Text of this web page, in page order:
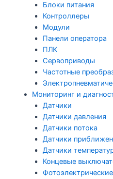
Блоки питания
Контроллеры
Модули
Панели оператора
ПЛК
Сервоприводы
Частотные
Мониторинг и
Датчики
Датчики давления
Датчики потока
Датчики
Датчики
Концевые